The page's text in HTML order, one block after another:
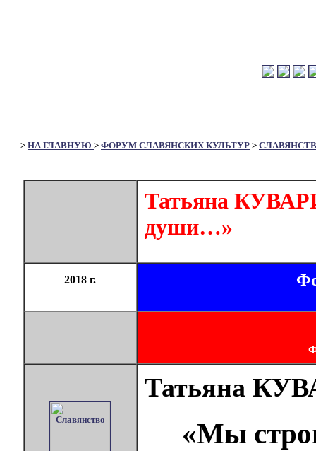
> НА ГЛАВНУЮ > ФОРУМ СЛАВЯНСКИХ КУЛЬТУР >
Татьяна
души…»
2018 г.
Татьяна
«Мы